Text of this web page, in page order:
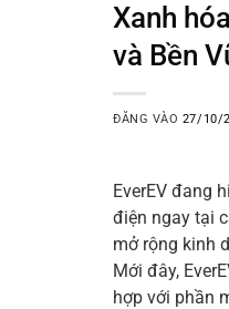
Xanh
và Bền
ĐĂNG VÀO 27/10/
EverEV đang
điện ngay tại
mở rộng kinh
Mới đây,
hợp với phần